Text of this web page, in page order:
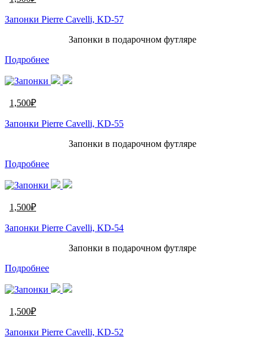
Запонки Pierre Cavelli, KD-57
Запонки в подарочном футляре
Подробнее
1,500₽
Запонки Pierre Cavelli, KD-55
Запонки в подарочном футляре
Подробнее
1,500₽
Запонки Pierre Cavelli, KD-54
Запонки в подарочном футляре
Подробнее
1,500₽
Запонки Pierre Cavelli, KD-52